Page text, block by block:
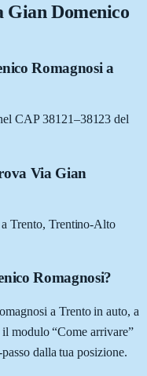
Gian Domenico
Romagnosi a
CAP 38121–38123 del
Via Gian
Trento, Trentino-Alto
Romagnosi?
a Trento in auto, a
modulo “Come arrivare”
dalla tua posizione.